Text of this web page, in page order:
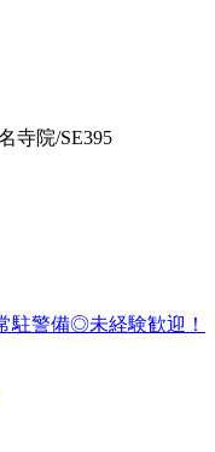
寺院/SE395
駐警備◎未経験歓迎！